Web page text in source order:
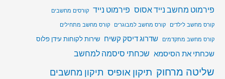
פירמוט מחשב נייד אסוס פירמוט נייד קורסים מחשבים
קורס מחשב לילדים
קורס מחשב למבוגרים
קורס מחשב מתחילים
קורס מחשב מתקדמים
שדרוג דיסק קשיח שירות לקוחות עידן פלוס
שכחתי את הסיסמא שכחתי סיסמה למחשב
שליטה מרחוק תיקון אופיס תיקון מחשבים